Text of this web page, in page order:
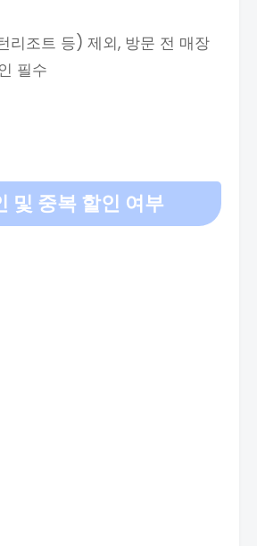
리조트 등) 제외, 방문 전 매장
필수
및 중복 할인 여부